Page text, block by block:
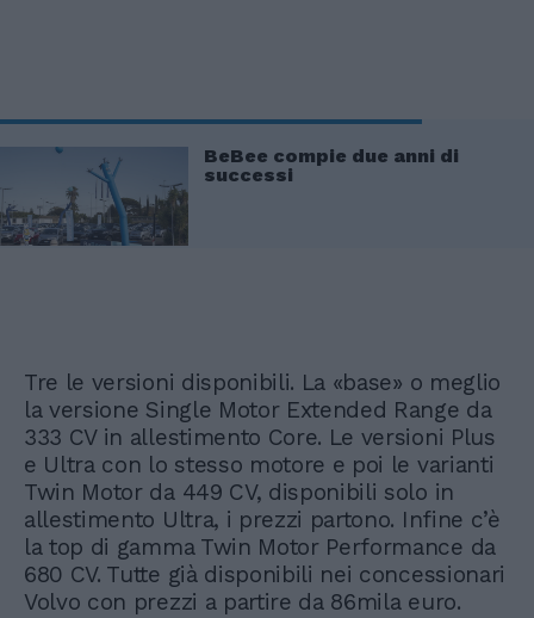
BeBee compie due anni di
successi
Tre le versioni disponibili. La «base» o meglio
la versione Single Motor Extended Range da
333 CV in allestimento Core. Le versioni Plus
e Ultra con lo stesso motore e poi le varianti
Twin Motor da 449 CV, disponibili solo in
allestimento Ultra, i prezzi partono. Infine c’è
la top di gamma Twin Motor Performance da
680 CV. Tutte già disponibili nei concessionari
Volvo con prezzi a partire da 86mila euro.